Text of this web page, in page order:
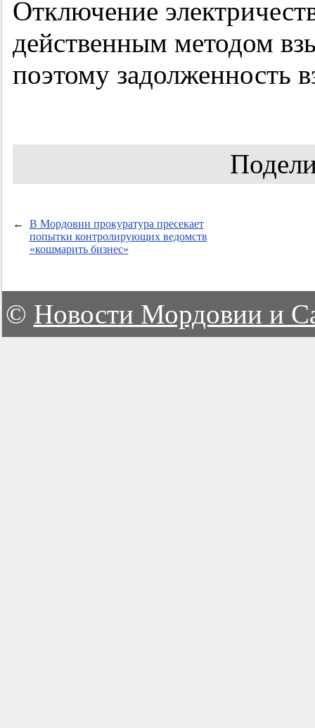
Отключение
действенным методом
поэтому задолженность
←
В Мордовии прокуратура пресекает
попытки контролирующих ведомств
«кошмарить бизнес»
© Новости Мордовии и